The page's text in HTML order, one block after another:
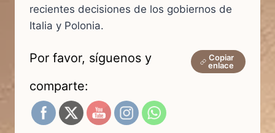
recientes decisiones de los gobiernos de
Italia y Polonia.
Por favor, síguenos y
comparte:
Copiar
enlace